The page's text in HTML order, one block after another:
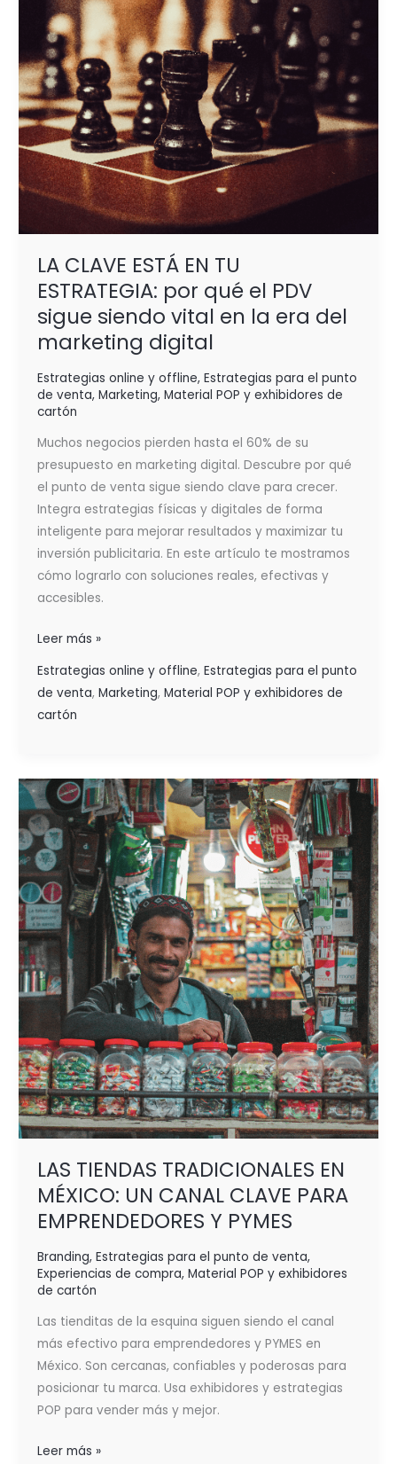
LA CLAVE ESTÁ EN TU
ESTRATEGIA: por qué el PDV
sigue siendo vital en la era del
marketing digital
Estrategias online y offline, Estrategias para el punto
de venta, Marketing, Material POP y exhibidores de
cartón
Muchos negocios pierden hasta el 60% de su
presupuesto en marketing digital. Descubre por qué
el punto de venta sigue siendo clave para crecer.
Integra estrategias físicas y digitales de forma
inteligente para mejorar resultados y maximizar tu
inversión publicitaria. En este artículo te mostramos
cómo lograrlo con soluciones reales, efectivas y
accesibles.
por
qué
el
PDV
sigue
siendo
vital
en
la
del
marketing
digital
Leer más »
Estrategias online y offline, Estrategias para el punto
de venta, Marketing, Material POP y exhibidores de
cartón
LAS TIENDAS TRADICIONALES EN
MÉXICO: UN CANAL CLAVE PARA
EMPRENDEDORES Y PYMES
Branding, Estrategias para el punto de venta,
Experiencias de compra, Material POP y exhibidores
de cartón
Las tienditas de la esquina siguen siendo el canal
más efectivo para emprendedores y PYMES en
México. Son cercanas, confiables y poderosas para
posicionar tu marca. Usa exhibidores y estrategias
POP para vender más y mejor.
LAS
TIENDAS
TRADICIONALES
EN
MÉXICO:
UN
CANAL
CLAVE
PARA
EMPRENDEDORES
PYMES
Leer más »